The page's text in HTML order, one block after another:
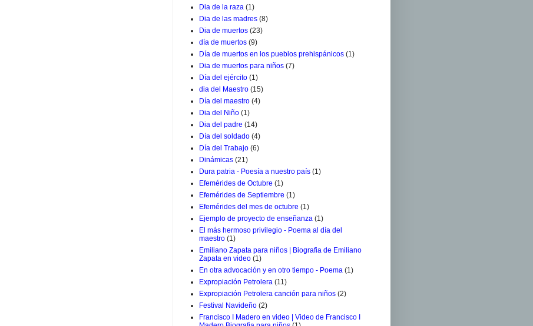
Dia de la raza (1)
Dia de las madres (8)
Dia de muertos (23)
día de muertos (9)
Día de muertos en los pueblos prehispánicos (1)
Dia de muertos para niños (7)
Día del ejército (1)
dia del Maestro (15)
Día del maestro (4)
Dia del Niño (1)
Dia del padre (14)
Día del soldado (4)
Día del Trabajo (6)
Dinámicas (21)
Dura patria - Poesía a nuestro país (1)
Efemérides de Octubre (1)
Efemérides de Septiembre (1)
Efemérides del mes de octubre (1)
Ejemplo de proyecto de enseñanza (1)
El más hermoso privilegio - Poema al día del
maestro (1)
Emiliano Zapata para niños | Biografia de Emiliano
Zapata en video (1)
En otra advocación y en otro tiempo - Poema (1)
Expropiación Petrolera (11)
Expropiación Petrolera canción para niños (2)
Festival Navideño (2)
Francisco I Madero en video | Video de Francisco I